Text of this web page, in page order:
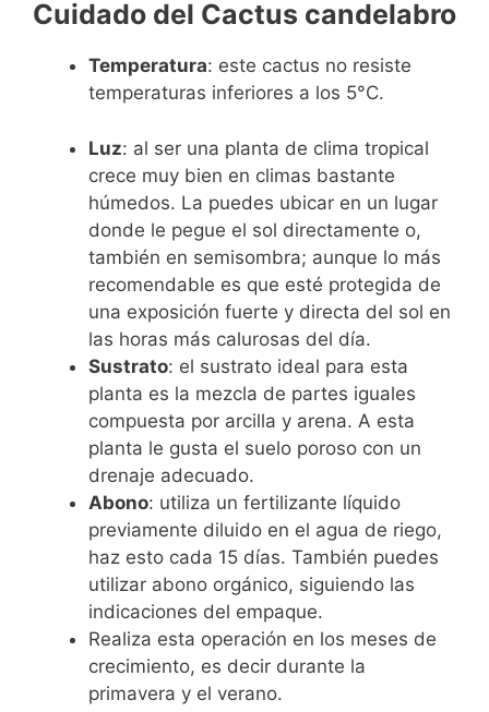
Cuidado del Cactus candelabro
Temperatura: este cactus no resiste
temperaturas inferiores a los 5°C.
Luz: al ser una planta de clima tropical
crece muy bien en climas bastante
húmedos. La puedes ubicar en un lugar
donde le pegue el sol directamente o,
también en semisombra; aunque lo más
recomendable es que esté protegida de
una exposición fuerte y directa del sol en
las horas más calurosas del día.
Sustrato: el sustrato ideal para esta
planta es la mezcla de partes iguales
compuesta por arcilla y arena. A esta
planta le gusta el suelo poroso con un
drenaje adecuado.
Abono: utiliza un fertilizante líquido
previamente diluido en el agua de riego,
haz esto cada 15 días. También puedes
utilizar abono orgánico, siguiendo las
indicaciones del empaque.
Realiza esta operación en los meses de
crecimiento, es decir durante la
primavera y el verano.